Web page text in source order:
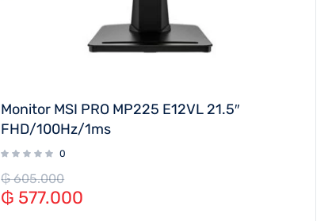
Monitor MSI PRO MP225 E12VL 21.5″
FHD/100Hz/1ms
0
₲605.000
₲ 577.000